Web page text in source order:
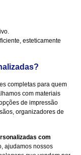
esteticamente
completas para quem
com materiais
de impressão
organizadores de
com
ajudamos nossos